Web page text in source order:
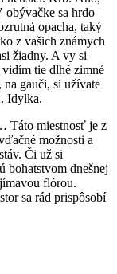
obývačke sa hrdo
opacha, taký
z vašich známych
žiadny. A vy si
tie dlhé zimné
gauči, si užívate
Idylka.
Táto miestnosť je z
možnosti a
Či už si
bohatstvom dnešnej
flórou.
sa rád prispôsobí